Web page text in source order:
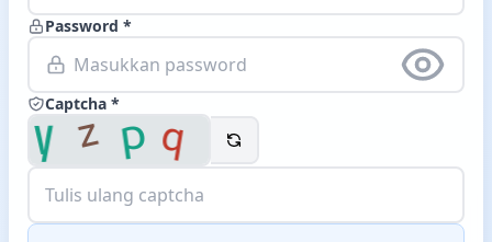
Langsung ke konten utama
Password *
Captcha *